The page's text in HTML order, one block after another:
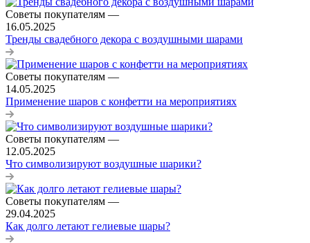
Советы покупателям —
16.05.2025
Тренды свадебного декора с воздушными шарами
Советы покупателям —
14.05.2025
Применение шаров с конфетти на мероприятиях
Советы покупателям —
12.05.2025
Что символизируют воздушные шарики?
Советы покупателям —
29.04.2025
Как долго летают гелиевые шары?